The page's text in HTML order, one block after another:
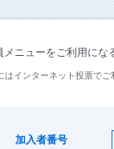
メニューをご利用にな
はインターネット投票で
加入者番号